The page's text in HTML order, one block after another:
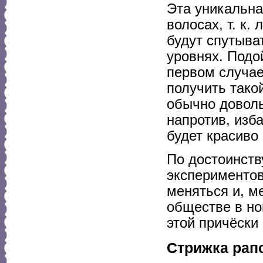
Эта
волосах, т. к.
будут
уровнях.
первом
получить
обычно
напротив,
будет
По
меняться и,
обществе в
этой
Стрижка